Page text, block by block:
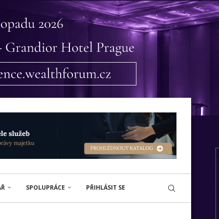
SPOLUPRÁCE PŘIHLÁSIT SE